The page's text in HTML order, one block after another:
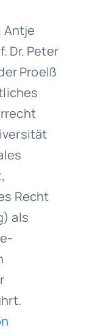
Antje
Dr. Peter
Proelß
Recht
als